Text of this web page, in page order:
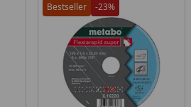
Bestseller -23%